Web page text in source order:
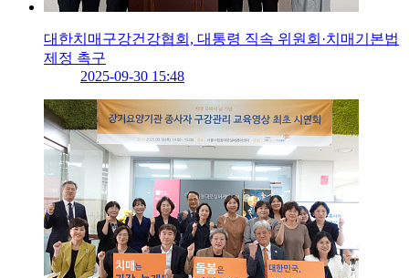
대한치매구강건강협회, 대통령 직속 위원회·치매기본법
제정 촉구
2025-09-30 15:48